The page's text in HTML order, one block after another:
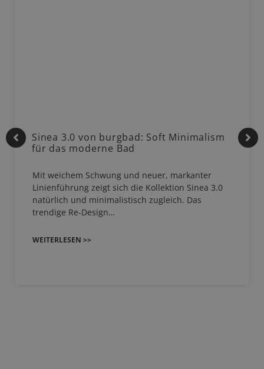
Sinea 3.0 von burgbad: Soft Minimalism
für das moderne Bad
Mit weichem Schwung und neuer, markanter
Linienführung zeigt sich die Kollektion Sinea 3.0
natürlich und minimalistisch zugleich. Das
trendige Re-Design…
WEITERLESEN >>